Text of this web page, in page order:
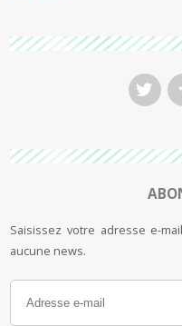
Saisissez votre adresse e-
aucune news.